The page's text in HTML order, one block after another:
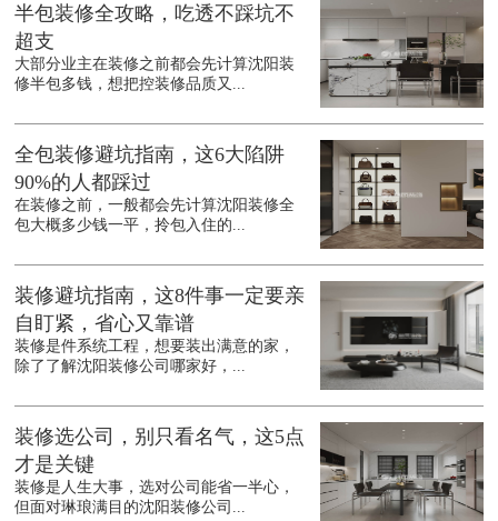
半包装修全攻略，吃透不踩坑不
超支
大部分业主在装修之前都会先计算沈阳装
修半包多钱，想把控装修品质又...
全包装修避坑指南，这6大陷阱
90%的人都踩过
在装修之前，一般都会先计算沈阳装修全
包大概多少钱一平，拎包入住的...
装修避坑指南，这8件事一定要亲
自盯紧，省心又靠谱
装修是件系统工程，想要装出满意的家，
除了了解沈阳装修公司哪家好，...
装修选公司，别只看名气，这5点
才是关键
装修是人生大事，选对公司能省一半心，
但面对琳琅满目的沈阳装修公司...